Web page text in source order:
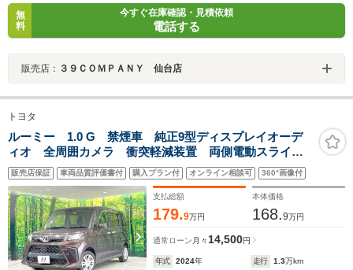
無
料
今すぐ在庫確認・見積依頼
電話する
販売店： ３９ＣＯＭＰＡＮＹ 仙台店
トヨタ
ルーミー 1.0 G 禁煙車 純正9型ディスプレイオーデ
ィオ 全周囲カメラ 衝突軽減装置 両側電動スライ
ド LEDヘッド クリアランスソナー オートエアコ
ン オートライト ステアリングスイッチ Bluetooth
販売店保証 車両品質評価書付 購入プラン付 オンライン相談可 360°画像付
支払総額
179.9万円
本体価格
168.9万円
通常ローン 月々 14,500円
年式 2024年 走行 1.3万km